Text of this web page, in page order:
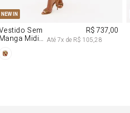
NEW IN
PP M
Sem
Manga Midi
Morango
R$ 737,00
Até7x de R$ 105,28